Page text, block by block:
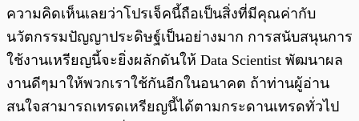
ความคิดเห็นเลยว่าโปรเจ็คนี้ถือเป็นสิ่งที่มีคุณค่ากับ
นวัตกรรมปัญญาประดิษฐ์เป็นอย่างมาก การสนับสนุนการ
ใช้งานเหรียญนี้จะยิ่งผลักดันให้ Data Scientist พัฒนาผล
งานดีๆมาให้พวกเราใช้กันอีกในอนาคต ถ้าท่านผู้อ่าน
สนใจสามารถเทรดเหรียญนี้ได้ตามกระดานเทรดทั่วไป